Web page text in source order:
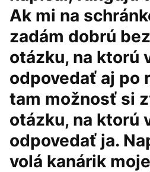
Ak mi na
zadám dobrú
otázku, na ktorú
odpovedať aj po
tam možnosť si
otázku, na ktorú
odpovedať ja.
volá kanárik